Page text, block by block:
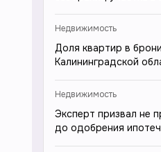
Недвижимость
Доля квартир в
Калининградской
Недвижимость
Эксперт призвал не
до одобрения